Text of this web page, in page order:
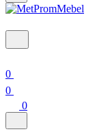
0
0
0